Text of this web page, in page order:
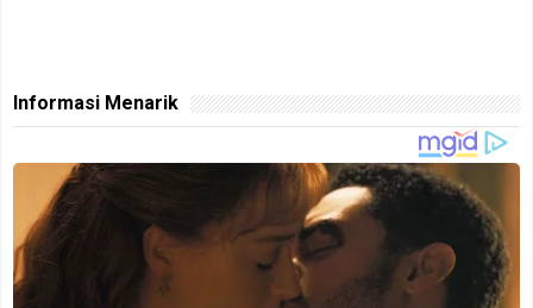
Informasi Menarik